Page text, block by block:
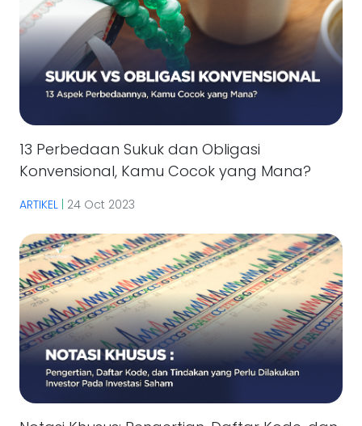
13 Perbedaan Sukuk dan Obligasi
Konvensional, Kamu Cocok yang Mana?
ARTIKEL | 24 Oct 2023